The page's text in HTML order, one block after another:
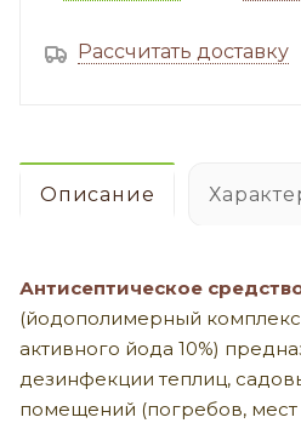
Рассчитать доставку
Описание
Антисептическое
(йодополимерный
активного йода 10%)
дезинфекции теплиц,
помещений (погребов,